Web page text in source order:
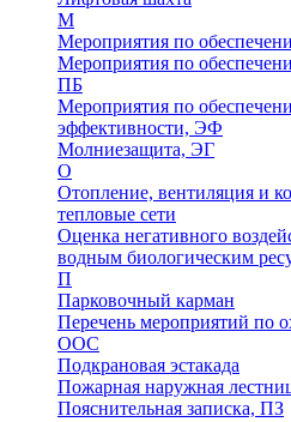
М
Мероприятия по
Мероприятия по
ПБ
Мероприятия по
эффективности, ЭФ
Молниезащита, ЭГ
О
Отопление, вентиляция и
тепловые сети
Оценка негативного
водным биологическим
П
Парковочный карман
Перечень мероприятий по
ООС
Подкрановая эстакада
Пожарная наружная
Пояснительная записка, ПЗ